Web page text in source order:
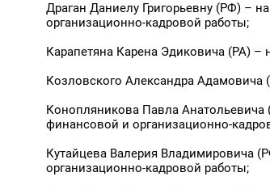
Драган Даниелу Григорьевну (РФ) –
организационно-кадровой работы;
Карапетяна Карена Эдиковича (РА) –
Козловского Александра Адамовича
Конопляникова Павла Анатольевича
финансовой и организационно-
Кутайцева Валерия Владимировича
организационно-кадровой работы;